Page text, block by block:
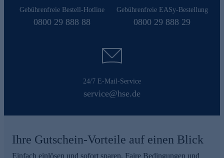
Gebührenfreie Bestell-Hotline
0800 29 888 88
Gebührenfreie EASy-Bestellung
0800 29 888 29
24/7 E-Mail-Service
service@hse.de
Ihre Gutschein-Vorteile auf einen Blick
Einfach einlösen und sofort sparen. Faire Bedingungen und